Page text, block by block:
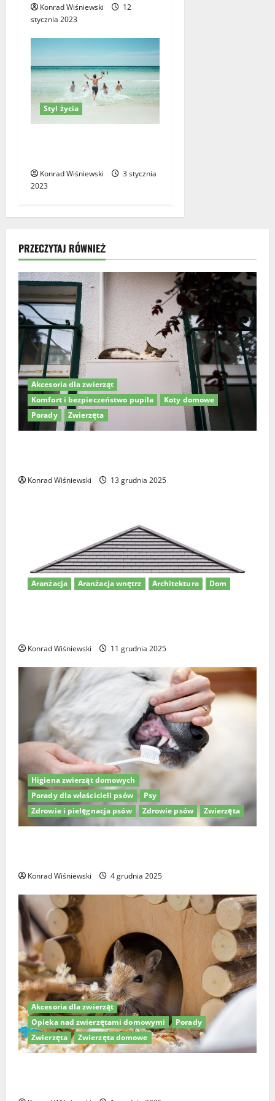
Konrad Wiśniewski
12
stycznia 2023
Styl życia
Konrad Wiśniewski
3 stycznia
2023
PRZECZYTAJ RÓWNIEŻ
Akcesoria dla zwierząt
Komfort i bezpieczeństwo pupila
Koty domowe
Porady
Zwierzęta
Konrad Wiśniewski 13 grudnia 2025
Aranżacja Aranżacja wnętrz Architektura Dom
Konrad Wiśniewski 11 grudnia 2025
Higiena zwierząt domowych
Porady dla właścicieli psów
Psy
Zdrowie i pielęgnacja psów
Zdrowie psów Zwierzęta
Konrad Wiśniewski 4 grudnia 2025
Akcesoria dla zwierząt
Opieka nad zwierzętami domowymi
Porady
Zwierzęta
Zwierzęta domowe